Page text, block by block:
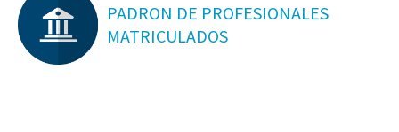
PADRON DE PROFESIONALES
MATRICULADOS